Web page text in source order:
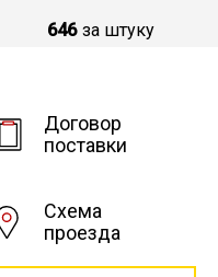
646 за штуку
Договор
поставки
Схема
проезда